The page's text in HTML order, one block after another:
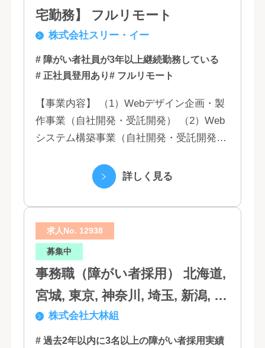
宅勤務】 フルリモート
株式会社スリー・イー
# 障がい者社員が3年以上継続勤務している
# 正社員登用あり# フルリモート
【事業内容】 （1）Webデザイン企画・製
作事業（自社開発・受託開発） （2）Web
システム構築事業（自社開発・受託開発）
（5）営業代行業務 （6...詳しく見る
求人No. 12938
募集中
事務職（障がい者採用） 北海道,
宮城, 東京, 神奈川, 埼玉, 新潟, 愛
知, 大阪, 京都, 兵庫, 広島, 香川,
福岡
株式会社大林組
# 過去2年以内に3名以上の障がい者採用実績